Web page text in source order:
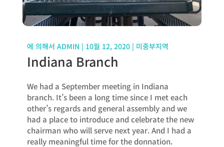
에 의해서 ADMIN | 10월 12, 2020| 미중부지역
Indiana Branch
We had a September meeting in Indiana
branch. It’s been a long time since I met each
other’s regards and general assembly and we
had a place to introduce and celebrate the new
chairman who will serve next year. And I had a
really meaningful time for the donnation.